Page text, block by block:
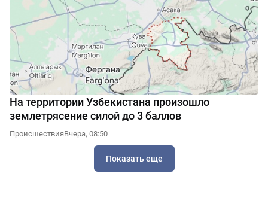
На территории Узбекистана произошло
землетрясение силой до 3 баллов
ПроисшествияВчера, 08:50
Показать еще